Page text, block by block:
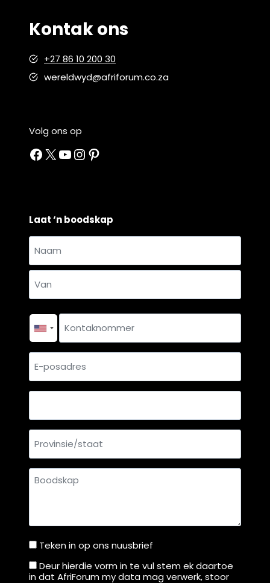
Kontak ons
+27 86 10 200 30
wereldwyd@afriforum.co.za
Volg ons op
Facebook
X YouTube
Instagram
Pinterest
Laat ‘n boodskap
Naam
Kontaknommer
posadres
Provinsie/staat
Boodskap
Teken
in
Teken in op ons nuusbrief
Deur
Deur hierdie vorm in te vul stem ek daartoe
in dat AfriForum my data mag verwerk, stoor